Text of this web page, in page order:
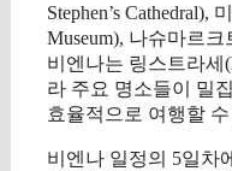
Stephen’s Cathedral),
Museum), 나슈마르크
비엔나는 링스트라세
라 주요 명소들이 밀
효율적으로 여행할
비엔나 일정의 5일차